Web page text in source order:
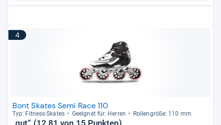
4
Bont Skates Semi Race 110
Typ: Fit­ness-​Ska­tes Geeig­net für: Her­ren Rol­len­größe: 110 mm